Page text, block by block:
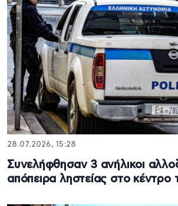
28.07.2026, 15:28
Συνελήφθησαν 3 ανήλικοι
απόπειρα ληστείας στο κέντρο